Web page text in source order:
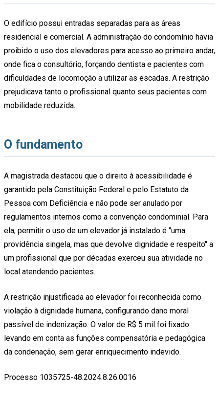
O edifício possui entradas separadas para as áreas
residencial e comercial. A administração do condomínio havia
proibido o uso dos elevadores para acesso ao primeiro andar,
onde fica o consultório, forçando dentista e pacientes com
dificuldades de locomoção a utilizar as escadas. A restrição
prejudicava tanto o profissional quanto seus pacientes com
mobilidade reduzida.
O fundamento
A magistrada destacou que o direito à acessibilidade é
garantido pela Constituição Federal e pelo Estatuto da
Pessoa com Deficiência e não pode ser anulado por
regulamentos internos como a convenção condominial. Para
ela, permitir o uso de um elevador já instalado é "uma
providência singela, mas que devolve dignidade e respeito" a
um profissional que por décadas exerceu sua atividade no
local atendendo pacientes.
A restrição injustificada ao elevador foi reconhecida como
violação à dignidade humana, configurando dano moral
passível de indenização. O valor de R$ 5 mil foi fixado
levando em conta as funções compensatória e pedagógica
da condenação, sem gerar enriquecimento indevido.
Processo 1035725-48.2024.8.26.0016